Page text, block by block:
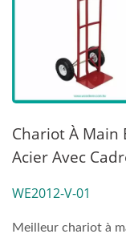
Chariot À Main
Acier Avec
Poignée En
(Charge 270 Kg)
WE2012-V-01
Meilleur chariot à